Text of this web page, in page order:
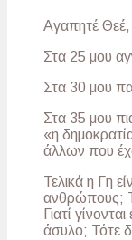
Αγαπητέ Θεέ,
Στα 25 μου
Στα 30 μου
Στα 35 μου
«η
άλλων που
Τελικά η Γη
ανθρώπους;
Γιατί
άσυλο; Τότε